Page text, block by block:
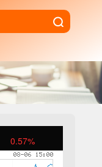
0.57%